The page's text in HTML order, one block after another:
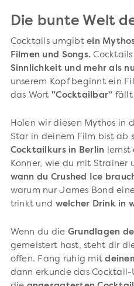
Die bunte Welt
Cocktails umgibtein
Filmen und Songs.
Sinnlichkeit und mehr als
unserem Kopf beginnt ein
das Wort "Cocktailbar" fällt
Holen wir diesen Mythos in
Star in deinem Film bist ab
Cocktailkurs in Berlin lernst
Könner, wie du mit Strainer
wann du Crushed Ice
warum nur James Bond
trinkt und welcher Drink in
Wenn du die Grundlagen
gemeistert hast, steht dir
offen. Fang ruhig mit
dann erkunde das Cocktail-